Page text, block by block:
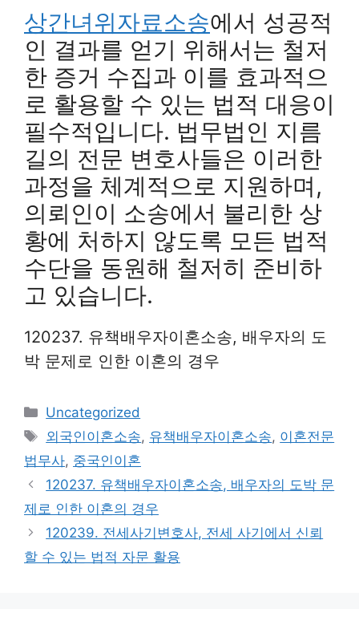
상간녀위자료소송에서 성공적
인 결과를 얻기 위해서는 철저
한 증거 수집과 이를 효과적으
로 활용할 수 있는 법적 대응이
필수적입니다. 법무법인 지름
길의 전문 변호사들은 이러한
과정을 체계적으로 지원하며,
의뢰인이 소송에서 불리한 상
황에 처하지 않도록 모든 법적
수단을 동원해 철저히 준비하
고 있습니다.
120237. 유책배우자이혼소송, 배우자의 도
박 문제로 인한 이혼의 경우
Categories
Uncategorized
Tags
외국인이혼소송, 유책배우자이혼소송, 이혼전문
법무사, 중국인이혼
120237. 유책배우자이혼소송, 배우자의 도박 문
제로 인한 이혼의 경우
120239. 전세사기변호사, 전세 사기에서 신뢰
할 수 있는 법적 자문 활용